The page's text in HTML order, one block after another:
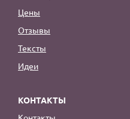
Цены
Отзывы
Тексты
Идеи
КОНТАКТЫ